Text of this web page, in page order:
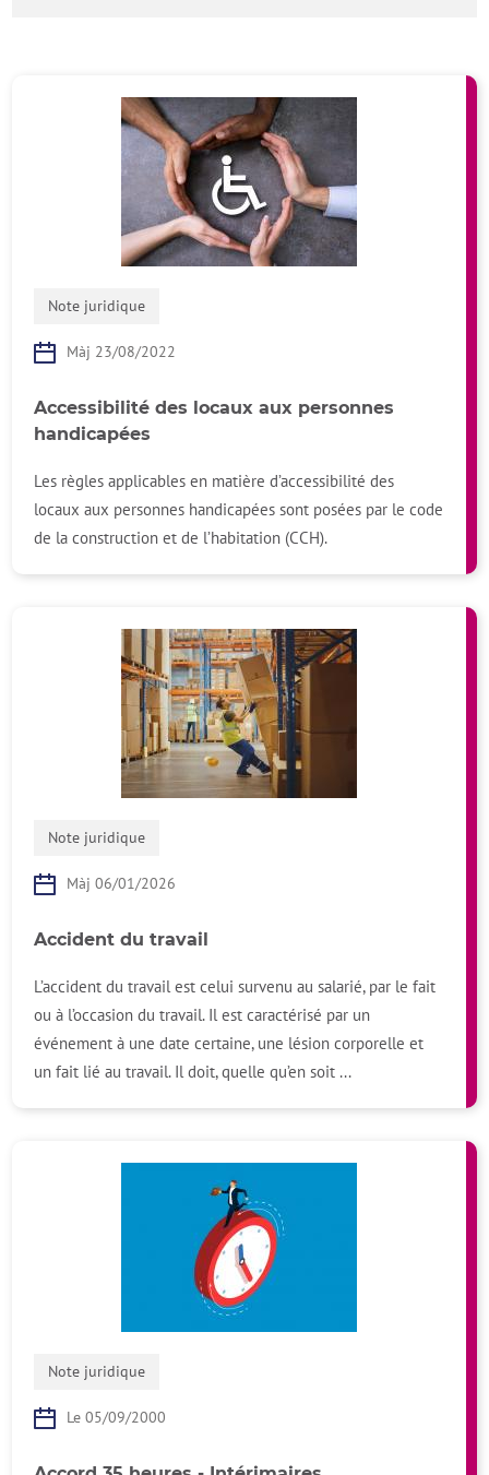
Note juridique
Màj 23/08/2022
Accessibilité des locaux aux personnes
handicapées
Les règles applicables en matière d’accessibilité des
locaux aux personnes handicapées sont posées par le code
de la construction et de l’habitation (CCH).
Note juridique
Màj 06/01/2026
Accident du travail
L’accident du travail est celui survenu au salarié, par le fait
ou à l’occasion du travail. Il est caractérisé par un
événement à une date certaine, une lésion corporelle et
un fait lié au travail. Il doit, quelle qu’en soit ...
Note juridique
Le 05/09/2000